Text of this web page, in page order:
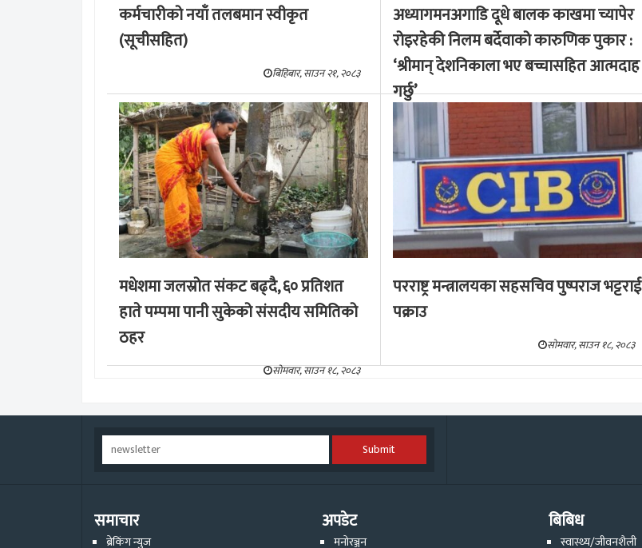
कर्मचारीको नयाँ तलबमान स्वीकृत
(सूचीसहित)
बिहिबार, साउन २१, २०८३
अध्यागमनअगाडि दूधे बालक काखमा च्यापेर
रोइरहेकी निलम बर्देवाको कारुणिक पुकार :
‘श्रीमान् देशनिकाला भए बच्चासहित आत्मदाह
गर्छु’
मङ्लबार, साउन १९, २०८३
मधेशमा जलस्रोत संकट बढ्दै, ६० प्रतिशत
हाते पम्पमा पानी सुकेको संसदीय समितिको
ठहर
सोमवार, साउन १८, २०८३
परराष्ट्र मन्त्रालयका सहसचिव पुष्पराज भट्टराई
पक्राउ
सोमवार, साउन १८, २०८३
Submit
समाचार
ब्रेकिंग न्युज
अपडेट
मनोरञ्जन
बिबिध
स्वास्थ्य/जीवनशैली